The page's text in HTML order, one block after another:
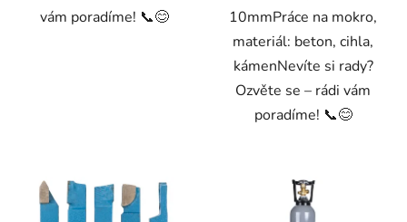
vám poradíme! 📞😊
10mmPráce na mokro,
materiál: beton, cihla,
kámenNevíte si rady?
Ozvěte se – rádi vám
poradíme! 📞😊